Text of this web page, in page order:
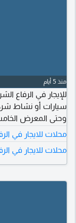
منذ 5 أيام
للإيجار في
سيارات أو نشاط
الطابق الأرضي
ومطبخ واحد. سعر الإيجار 7.5 دينار بحريني
محلات للايجار في
محلات للايجار في